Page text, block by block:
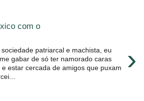
com o
›
sociedade patriarcal e machista, eu
gabar de só ter namorado caras
e estar cercada de amigos que puxam